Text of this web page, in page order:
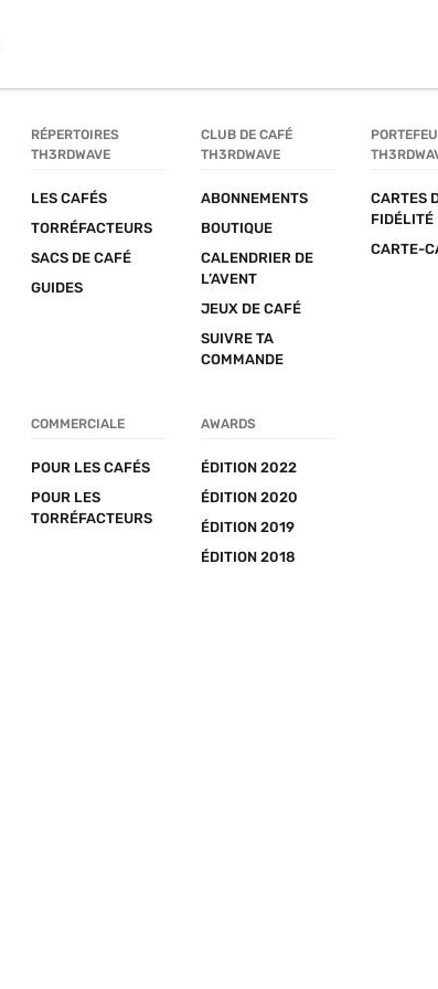
RÉPERTOIRES
TH3RDWAVE
LES CAFÉS
TORRÉFACTEURS
SACS DE CAFÉ
GUIDES
CLUB DE CAFÉ
TH3RDWAVE
ABONNEMENTS
BOUTIQUE
CALENDRIER DE
L’AVENT
JEUX DE CAFÉ
SUIVRE TA
COMMANDE
CARTES
FIDÉLITÉ
CARTE-
COMMERCIALE
POUR LES CAFÉS
POUR LES
TORRÉFACTEURS
AWARDS
ÉDITION 2022
ÉDITION 2020
ÉDITION 2019
ÉDITION 2018